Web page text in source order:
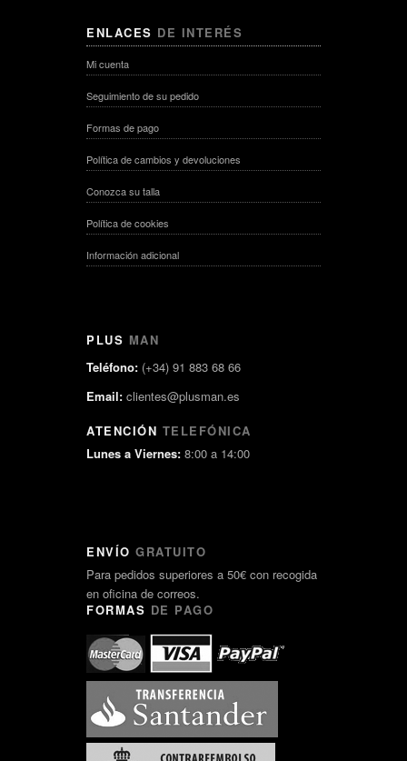
ENLACES DE INTERÉS
Mi cuenta
Seguimiento de su pedido
Formas de pago
Política de cambios y devoluciones
Conozca su talla
Política de cookies
Información adicional
PLUS MAN
Teléfono: (+34) 91 883 68 66
Email: clientes@plusman.es
ATENCIÓN TELEFÓNICA
Lunes a Viernes: 8:00 a 14:00
ENVÍO GRATUITO
Para pedidos superiores a 50€ con recogida
en oficina de correos.
FORMAS DE PAGO